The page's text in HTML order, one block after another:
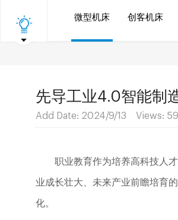
微型机床 创客机床
先导工业4.0智能制
Add Date: 2024/9/13 Views:
职业教育作为培养高科技人
业成长壮大、未来产业前瞻培育
化。